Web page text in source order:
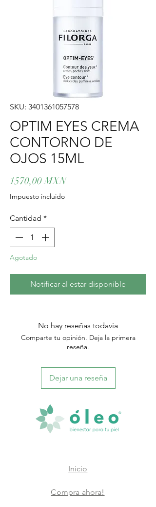
SKU: 3401361057578
OPTIM EYES CREMA
CONTORNO DE
OJOS 15ML
1570,00 MXNPrecio
Impuesto incluido
Cantidad *
Agotado
Notificar al estar disponible
No hay reseñas todavía
Comparte tu opinión. Deja la primera
reseña.
Dejar una reseña
Inicio
Compra ahora!